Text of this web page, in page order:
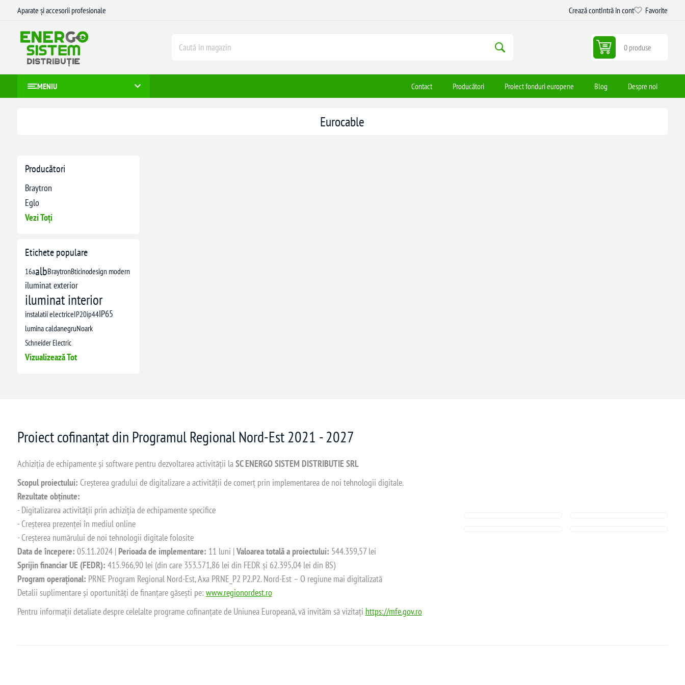
Aparate și accesorii profesionale Crează contIntră în cont Favorite
0 produse
MENIU Contact Producători Proiect fonduri europene Blog Despre noi
Producători
Braytron
Eglo
Vezi Toți
Etichete populare
16aalbBraytronBticinodesign modern
iluminat exterior
iluminat interior
instalatii electriceIP20ip44IP65
lumina caldanegruNoark
Schneider Electric
Vizualizează Tot
Eurocable
Proiect cofinanțat din Programul Regional Nord-Est 2021 - 2027
Achiziția de echipamente și software pentru dezvoltarea activității laSC ENERGO SISTEM DISTRIBUTIE SRL
Scopul proiectului: Creșterea gradului de digitalizare a activității de comerț prin implementarea de noi tehnologii digitale.
Rezultate obținute:
- Digitalizarea activității prin achiziția de echipamente specifice
- Creșterea prezenței în mediul online
- Creșterea numărului de noi tehnologii digitale folosite
Data de începere: 05.11.2024 | Perioada de implementare: 11 luni |Valoarea totală a proiectului: 544.359,57 lei
Sprijin financiar UE (FEDR): 415.966,90 lei (din care 353.571,86 lei din FEDR și 62.395,04 lei din BS)
Program operațional: PRNE Program Regional Nord-Est, Axa PRNE_P2 P2.P2. Nord-Est – O regiune mai digitalizată
Detalii suplimentare și oportunități de finanțare găsești pe: www.regionordest.ro
Pentru informații detaliate despre celelalte programe cofinanțate de Uniunea Europeană, vă invităm să vizitați https://mfe.gov.ro